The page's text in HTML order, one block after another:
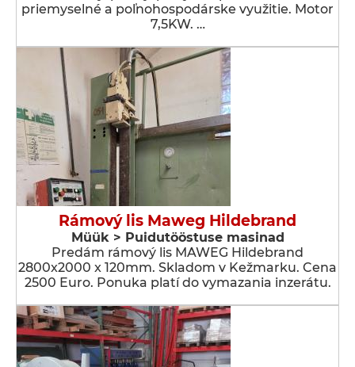
priemyselné a poľnohospodárske využitie. Motor
7,5KW. …
Rámový lis Maweg Hildebrand
Müük > Puidutööstuse masinad
Predám rámový lis MAWEG Hildebrand
2800x2000 x 120mm. Skladom v Kežmarku. Cena
2500 Euro. Ponuka platí do vymazania inzerátu.